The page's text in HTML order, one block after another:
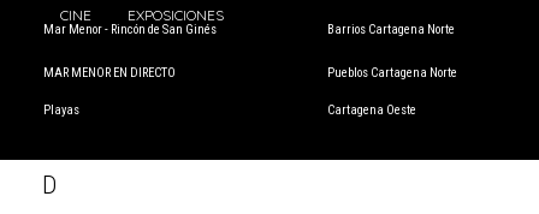
CINE EXPOSICIONES
Mar Menor - Rincón de San Ginés
MAR MENOR EN DIRECTO
Playas
Barrios Cartagena Norte
Pueblos Cartagena Norte
Cartagena Oeste
D